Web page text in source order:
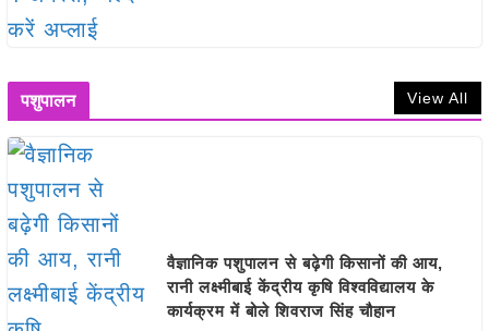
पशुपालन View All
वैज्ञानिक पशुपालन से बढ़ेगी किसानों की आय,
रानी लक्ष्मीबाई केंद्रीय कृषि विश्वविद्यालय के
कार्यक्रम में बोले शिवराज सिंह चौहान